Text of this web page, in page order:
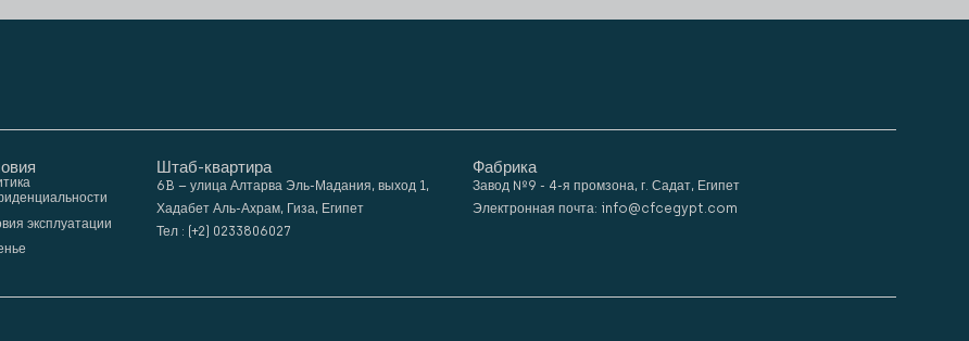
эксплуатации
Штаб-квартира
6B – улица Алтарва Эль-Мадания, выход 1,
Хадабет Аль-Ахрам, Гиза, Египет
Тел : (+2) 0233806027
Фабрика
Завод №9 - 4-я промзона, г. Садат, Египет
Электронная почта: info@cfcegypt.com